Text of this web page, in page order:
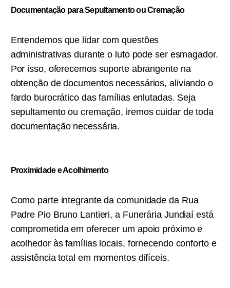
Documentação para Sepultamento ou Cremação
Entendemos que lidar com questões
administrativas durante o luto pode ser esmagador.
Por isso, oferecemos suporte abrangente na
obtenção de documentos necessários, aliviando o
fardo burocrático das famílias enlutadas. Seja
sepultamento ou cremação, iremos cuidar de toda
documentação necessária.
Proximidade e Acolhimento
Como parte integrante da comunidade da Rua
Padre Pio Bruno Lantieri, a Funerária Jundiaí está
comprometida em oferecer um apoio próximo e
acolhedor às famílias locais, fornecendo conforto e
assistência total em momentos difíceis.